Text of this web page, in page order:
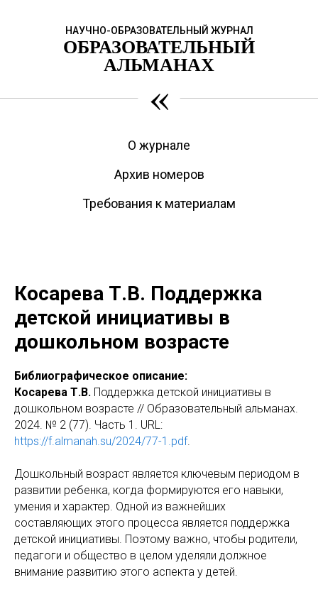
НАУЧНО-ОБРАЗОВАТЕЛЬНЫЙ ЖУРНАЛ
ОБРАЗОВАТЕЛЬНЫЙ
АЛЬМАНАХ
«
О журнале
Архив номеров
Требования к материалам
Косарева Т.В. Поддержка
детской инициативы в
дошкольном возрасте
Библиографическое описание:
Косарева Т.В. Поддержка детской инициативы в
дошкольном возрасте // Образовательный альманах.
2024. № 2 (77). Часть 1. URL:
https://f.almanah.su/2024/77-1.pdf.
Дошкольный возраст является ключевым периодом в
развитии ребенка, когда формируются его навыки,
умения и характер. Одной из важнейших
составляющих этого процесса является поддержка
детской инициативы. Поэтому важно, чтобы родители,
педагоги и общество в целом уделяли должное
внимание развитию этого аспекта у детей.